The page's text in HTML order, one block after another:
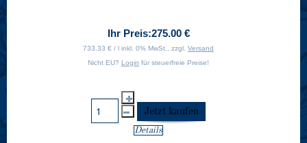
Ihr Preis:275.00 €
733.33 € / l inkl. 0% MwSt., zzgl. Versand
Nicht EU? Login für steuerfreie Preise!
Details